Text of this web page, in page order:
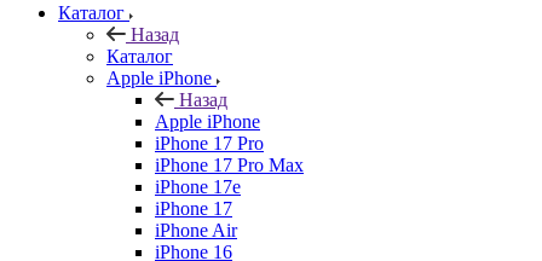
Каталог
Назад
Каталог
Apple iPhone
Назад
Apple iPhone
iPhone 17 Pro
iPhone 17 Pro Max
iPhone 17e
iPhone 17
iPhone Air
iPhone 16